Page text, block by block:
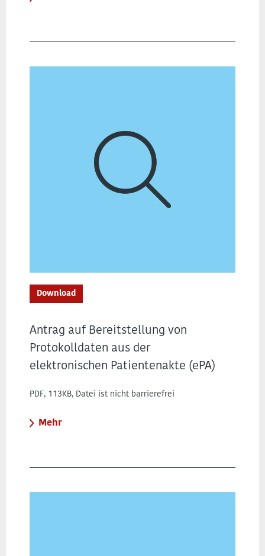
Download
Antrag auf Bereitstellung von
Protokolldaten aus der
elektronischen Patientenakte (ePA)
PDF, 113KB, Datei ist nicht barrierefrei
Mehr